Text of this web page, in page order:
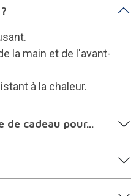
la main et de l'avant-
à la chaleur.
de cadeau pour...